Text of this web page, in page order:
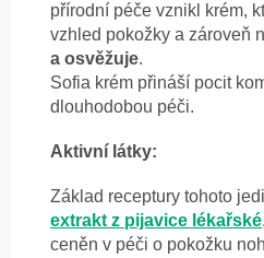
přírodní péče vznikl krém,
vzhled pokožky a zároveň
a osvěžuje.
Sofia krém přináší pocit
dlouhodobou péči.
Aktivní látky:
Základ receptury tohoto
extrakt z pijavice lékařské
ceněn v péči o pokožku